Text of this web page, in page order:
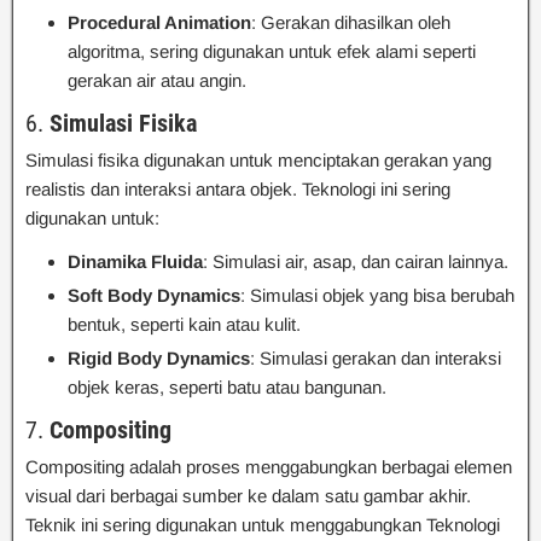
Procedural Animation: Gerakan dihasilkan oleh
algoritma, sering digunakan untuk efek alami seperti
gerakan air atau angin.
6. Simulasi Fisika
Simulasi fisika digunakan untuk menciptakan gerakan yang
realistis dan interaksi antara objek. Teknologi ini sering
digunakan untuk:
Dinamika Fluida: Simulasi air, asap, dan cairan lainnya.
Soft Body Dynamics: Simulasi objek yang bisa berubah
bentuk, seperti kain atau kulit.
Rigid Body Dynamics: Simulasi gerakan dan interaksi
objek keras, seperti batu atau bangunan.
7. Compositing
Compositing adalah proses menggabungkan berbagai elemen
visual dari berbagai sumber ke dalam satu gambar akhir.
Teknik ini sering digunakan untuk menggabungkan Teknologi